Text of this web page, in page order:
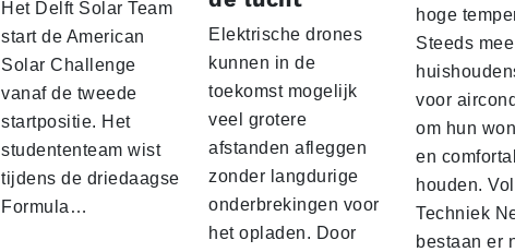
Het Delft Solar Team
start de American
Solar Challenge
vanaf de tweede
startpositie. Het
studententeam wist
tijdens de driedaagse
Formula…
Elektrische drones
kunnen in de
toekomst mogelijk
veel grotere
afstanden afleggen
zonder langdurige
onderbrekingen voor
het opladen. Door
hoge
Steeds
voor
om hun
en
houden.
Techniek
bestaan er